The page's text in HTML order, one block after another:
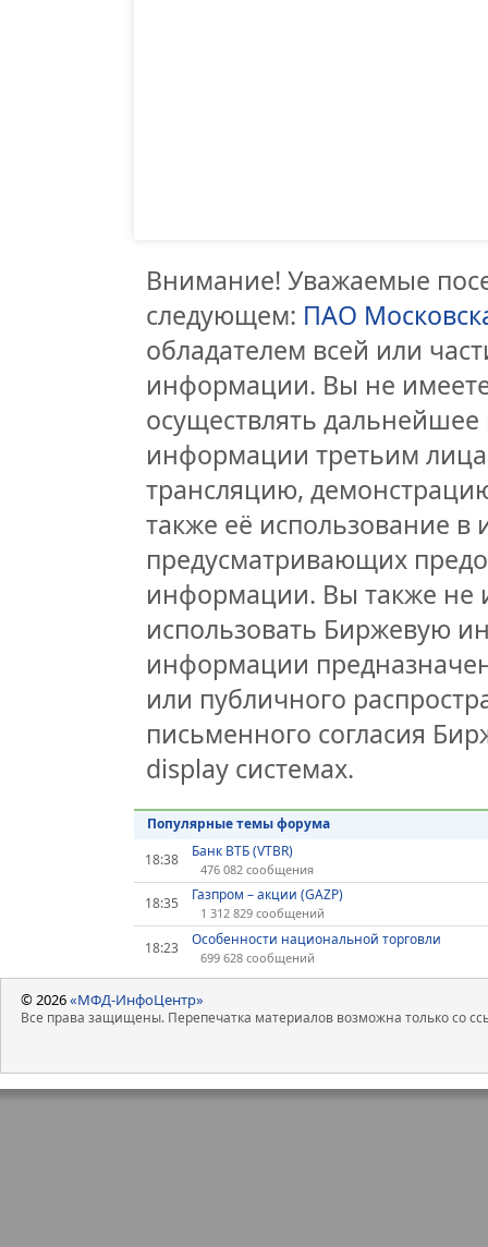
Внимание! Уважаемые
следующем: ПАО
обладателем всей или
информации. Вы не
осуществлять
информации третьим
трансляцию,
также её использование
предусматривающих
информации. Вы также не
использовать Биржевую
информации
или публичного
письменного согласия
display системах.
Популярные темы форума
18:38
Банк ВТБ (VTBR)
476 082 сообщения
18:35 Газпром – акции (GAZP)
1 312 829 сообщений
18:23 Особенности национальной торговли
699 628 сообщений
© 2026«МФД-ИнфоЦентр»
Все права защищены. Перепечатка материалов возможна только со